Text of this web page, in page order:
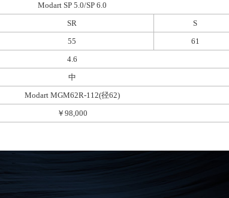
Modart SP 5.0/SP 6.0
SR
S
55
61
4.6
中
Modart MGM62R-112(径62)
￥98,000